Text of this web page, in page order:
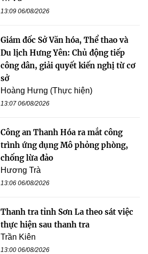
13:09 06/08/2026
Giám đốc Sở Văn hóa, Thể thao và
Du lịch Hưng Yên: Chủ động tiếp
công dân, giải quyết kiến nghị từ cơ
sở
Hoàng Hưng (Thực hiện)
13:07 06/08/2026
Công an Thanh Hóa ra mắt công
trình ứng dụng Mô phỏng phòng,
chống lừa đảo
Hương Trà
13:06 06/08/2026
Thanh tra tỉnh Sơn La theo sát việc
thực hiện sau thanh tra
Trần Kiên
13:00 06/08/2026